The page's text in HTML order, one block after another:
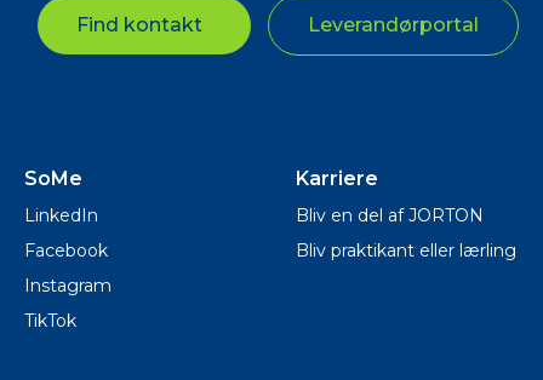
Find kontakt Leverandørportal
SoMe
LinkedIn
Facebook
Instagram
TikTok
Karriere
Bliv en del af JORTON
Bliv praktikant eller lærling